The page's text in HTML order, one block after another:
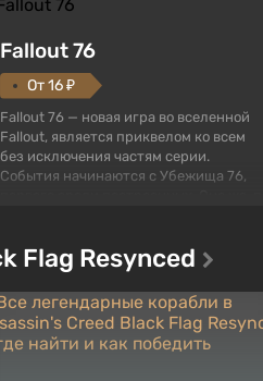
Fallout 76
От 16 ₽
Fallout 76 — новая игра во вселенной
Fallout, является приквелом ко всем
без исключения частям серии.
События начинаются с Убежища 76,
как на Америку упадут ядерные бомбы.
Место действия Fallout...
Flag Resynced